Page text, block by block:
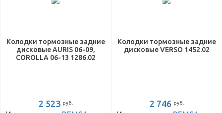
Колодки тормозные задние
дисковые AURIS 06-09,
COROLLA 06-13 1286.02
2 523 руб.
Колодки тормозные задние
дисковые VERSO 1452.02
2 746 руб.